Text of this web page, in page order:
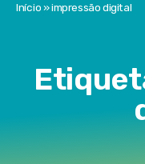
Início»impressão digital